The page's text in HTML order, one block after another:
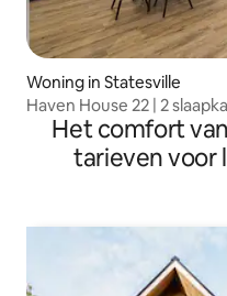
Woning in Statesville
Haven House 22 | 2
Het comfort
tarieven voor